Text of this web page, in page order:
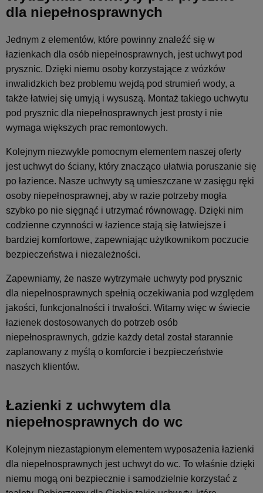
dla niepełnosprawnych
Jednym z elementów, które powinny znaleźć się w
łazienkach dla osób niepełnosprawnych, jest uchwyt pod
prysznic. Dzięki niemu osoby korzystające z wózków
inwalidzkich bez problemu wejdą pod strumień wody, a
także łatwiej się umyją i wysuszą. Montaż takiego uchwytu
pod prysznic dla niepełnosprawnych jest prosty i nie
wymaga większych prac remontowych.
Kolejnym niezwykle pomocnym elementem naszej oferty
jest uchwyt do ściany, który znacząco ułatwia poruszanie się
po łazience. Nasze uchwyty są umieszczane w zasięgu ręki
osoby niepełnosprawnej, aby w razie potrzeby mogła
szybko po nie sięgnąć i utrzymać równowagę. Dzięki nim
codzienne czynności w łazience stają się łatwiejsze i
bardziej komfortowe, zapewniając użytkownikom poczucie
bezpieczeństwa i niezależności.
Zapewniamy, że nasze wytrzymałe uchwyty pod prysznic
dla niepełnosprawnych spełnią oczekiwania pod względem
jakości, funkcjonalności i trwałości. Witamy więc w świecie
łazienek dostosowanych do potrzeb osób
niepełnosprawnych, gdzie każdy detal został starannie
zaplanowany z myślą o komforcie i bezpieczeństwie
naszych klientów.
Łazienki z uchwytem dla
niepełnosprawnych do wc
Kolejnym niezastąpionym elementem wyposażenia łazienki
dla niepełnosprawnych jest uchwyt do wc. To właśnie dzięki
niemu mogą oni bezpiecznie i samodzielnie korzystać z